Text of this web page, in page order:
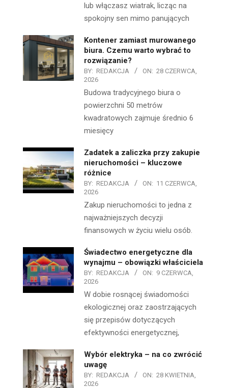
lub włączasz wiatrak, licząc na
spokojny sen mimo panujących
Kontener zamiast murowanego
biura. Czemu warto wybrać to
rozwiązanie?
BY: REDAKCJA ON: 28 CZERWCA,
2026
Budowa tradycyjnego biura o
powierzchni 50 metrów
kwadratowych zajmuje średnio 6
miesięcy
Zadatek a zaliczka przy zakupie
nieruchomości – kluczowe
różnice
BY: REDAKCJA ON: 11 CZERWCA,
2026
Zakup nieruchomości to jedna z
najważniejszych decyzji
finansowych w życiu wielu osób.
Świadectwo energetyczne dla
wynajmu – obowiązki właściciela
BY: REDAKCJA ON: 9 CZERWCA,
2026
W dobie rosnącej świadomości
ekologicznej oraz zaostrzających
się przepisów dotyczących
efektywności energetycznej,
Wybór elektryka – na co zwrócić
uwagę
BY: REDAKCJA ON: 28 KWIETNIA,
2026